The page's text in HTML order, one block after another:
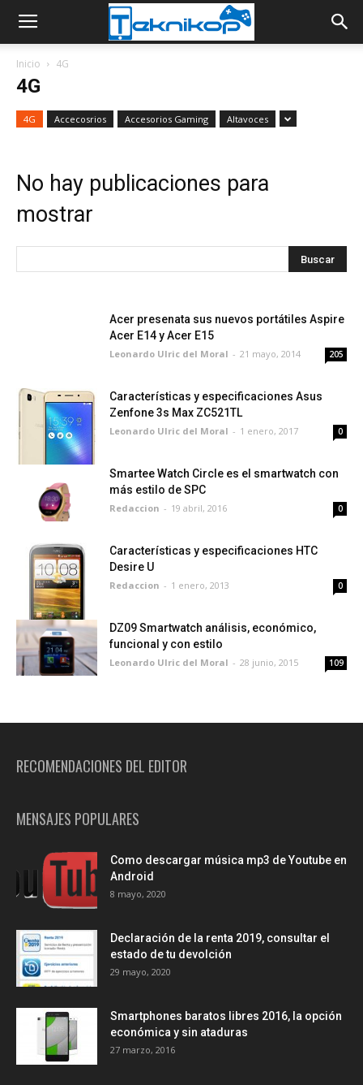
Inicio 4G
4G
4G Accecosrios Accesorios Gaming Altavoces
No hay publicaciones para
mostrar
Acer presenata sus nuevos portátiles Aspire
Acer E14 y Acer E15
Leonardo Ulric del Moral - 21 mayo, 2014 205
Características y especificaciones Asus
Zenfone 3s Max ZC521TL
Leonardo Ulric del Moral - 1 enero, 2017 0
Smartee Watch Circle es el smartwatch con
más estilo de SPC
Redaccion - 19 abril, 2016 0
Características y especificaciones HTC
Desire U
Redaccion - 1 enero, 2013 0
DZ09 Smartwatch análisis, económico,
funcional y con estilo
Leonardo Ulric del Moral - 28 junio, 2015 109
RECOMENDACIONES DEL EDITOR
MENSAJES POPULARES
Como descargar música mp3 de Youtube en
Android
8 mayo, 2020
Declaración de la renta 2019, consultar el
estado de tu devolción
29 mayo, 2020
Smartphones baratos libres 2016, la opción
económica y sin ataduras
27 marzo, 2016